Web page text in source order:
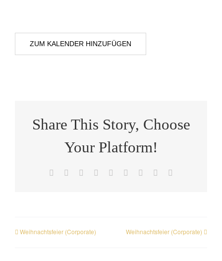
ZUM KALENDER HINZUFÜGEN
Share This Story, Choose
Your Platform!
Facebook Reddit LinkedInWhatsApp
TumblrPinterest
Weihnachtsfeier (Corporate) Weihnachtsfeier (Corporate)